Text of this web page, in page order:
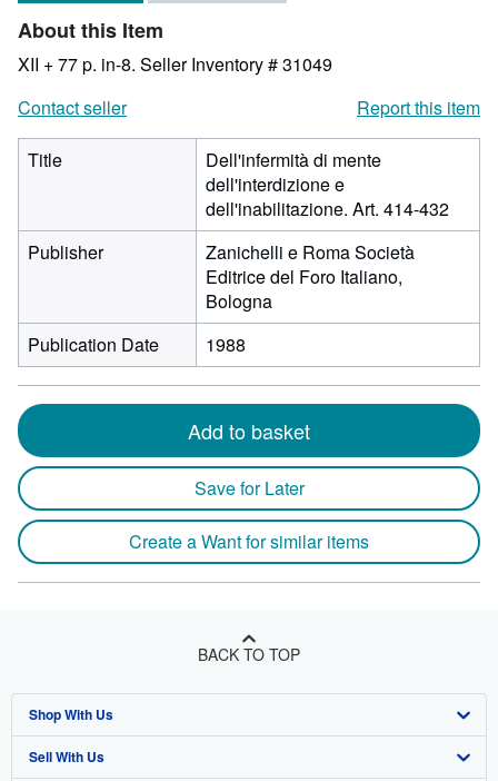
About this Item
XII + 77 p. in-8. Seller Inventory # 31049
Contact seller
Report this item
Title
Dell'infermità di mente
dell'interdizione e
dell'inabilitazione. Art. 414-432
Publisher
Zanichelli e Roma Società
Editrice del Foro Italiano,
Bologna
Publication Date
1988
Add to basket
Save for Later
Create a Want for similar items
BACK TO TOP
Shop With Us
Advanced Search
Sell With Us